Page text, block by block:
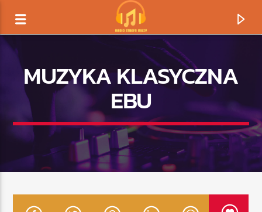
MUZYKA KLASYCZNA
EBU